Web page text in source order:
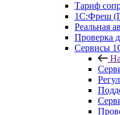
Тариф
1С:Фреш
Реальная
Проверка
Сервисы